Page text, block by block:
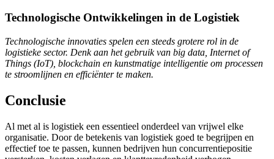
Technologische Ontwikkelingen in de Logistiek
Technologische innovaties spelen een steeds grotere rol in de
logistieke sector. Denk aan het gebruik van big data, Internet of
Things (IoT), blockchain en kunstmatige intelligentie om processen
te stroomlijnen en efficiënter te maken.
Conclusie
Al met al is logistiek een essentieel onderdeel van vrijwel elke
organisatie. Door de betekenis van logistiek goed te begrijpen en
effectief toe te passen, kunnen bedrijven hun concurrentiepositie